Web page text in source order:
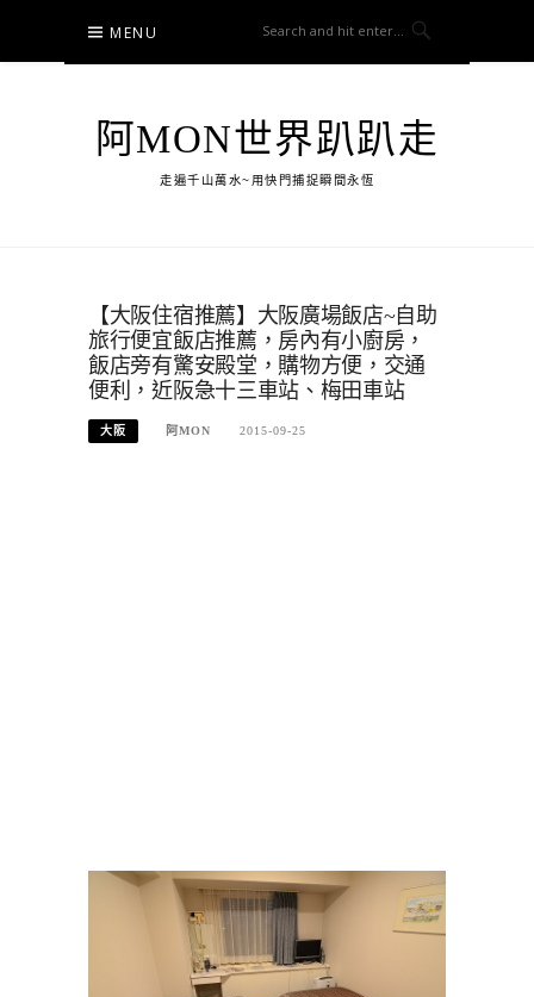
content
MENU
阿MON世界趴趴走
走遍千山萬水~用快門捕捉瞬間永恆
【大阪住宿推薦】大阪廣場飯店~自助
旅行便宜飯店推薦，房內有小廚房，
飯店旁有驚安殿堂，購物方便，交通
便利，近阪急十三車站、梅田車站
大阪 阿MON 2015-09-25